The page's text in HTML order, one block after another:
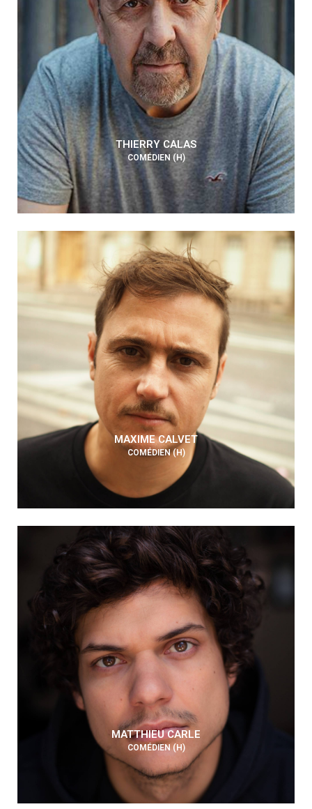
THIERRY CALAS
COMÉDIEN (H)
MAXIME CALVET
COMÉDIEN (H)
MATTHIEU CARLE
COMÉDIEN (H)